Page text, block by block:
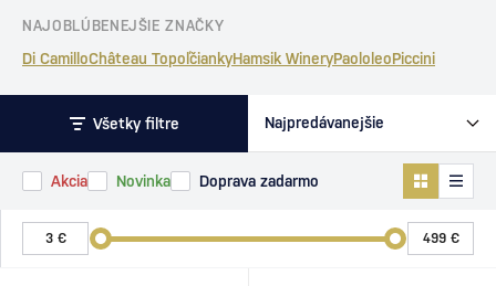
NAJOBLÚBENEJŠIE ZNAČKY
Di CamilloChâteau TopoľčiankyHamsik WineryPaololeoPiccini
Všetky filtre
Akcia Novinka Doprava zadarmo